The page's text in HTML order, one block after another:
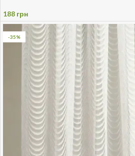
188 грн
-35%